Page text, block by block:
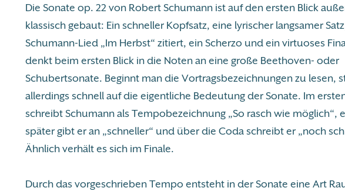
Die Sonate op. 22 von Robert Schumann ist auf den ersten Blick
klassisch gebaut: Ein schneller Kopfsatz, eine lyrischer langsamer
Schumann-Lied „Im Herbst“ zitiert, ein Scherzo und ein virtuoses
denkt beim ersten Blick in die Noten an eine große Beethoven- oder
Schubertsonate. Beginnt man die Vortragsbezeichnungen zu lesen,
allerdings schnell auf die eigentliche Bedeutung der Sonate. Im
schreibt Schumann als Tempobezeichnung „So rasch wie möglich“,
später gibt er an „schneller“ und über die Coda schreibt er „noch
Ähnlich verhält es sich im Finale.
Durch das vorgeschrieben Tempo entsteht in der Sonate eine Art